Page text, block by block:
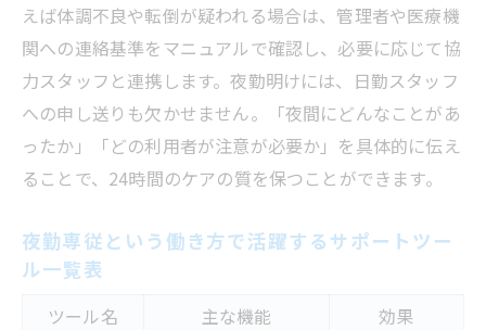
えば体調不良や転倒が疑われる場合は、管理者や医療機
関への連絡基準をマニュアルで確認し、必要に応じて協
力スタッフと連携します。夜勤明けには、日勤スタッフ
への申し送りも欠かせません。「夜間にどんなことがあ
ったか」「どの利用者が注意が必要か」を具体的に伝え
ることで、24時間のケアの質を保つことができます。
夜勤専従という働き方で活躍するサポートツー
ル一覧表
ツール名 主な機能
効果